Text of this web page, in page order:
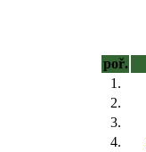
poř.
1.
2.
3.
4.